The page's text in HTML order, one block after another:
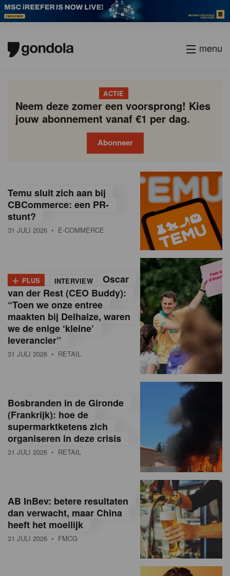
menu
ACTIE
Neem deze zomer een voorsprong! Kies
jouw abonnement vanaf €1 per dag.
Abonneer
o
n
d
a
M
a
g
a
n
e
a
Temu sluit zich aan bij
CBCommerce: een PR-
stunt?
31 JULI 2026 • E-COMMERCE
+ PLUS INTERVIEW
Oscar
van der Rest (CEO Buddy):
“Toen we onze entree
maakten bij Delhaize, waren
we de enige ‘kleine’
leverancier”
31 JULI 2026 • RETAIL
Bosbranden in de Gironde
(Frankrijk): hoe de
supermarktketens zich
organiseren in deze crisis
31 JULI 2026 • RETAIL
AB InBev: betere resultaten
dan verwacht, maar China
heeft het moeilijk
31 JULI 2026 • FMCG